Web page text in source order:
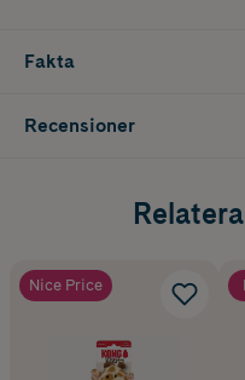
Fakta
Recensioner
Nice Price